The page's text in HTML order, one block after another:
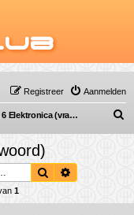
Aanmelden
Registreer
Clio 6 Elektronica (vraag & antwoord)
o
Zoek
1